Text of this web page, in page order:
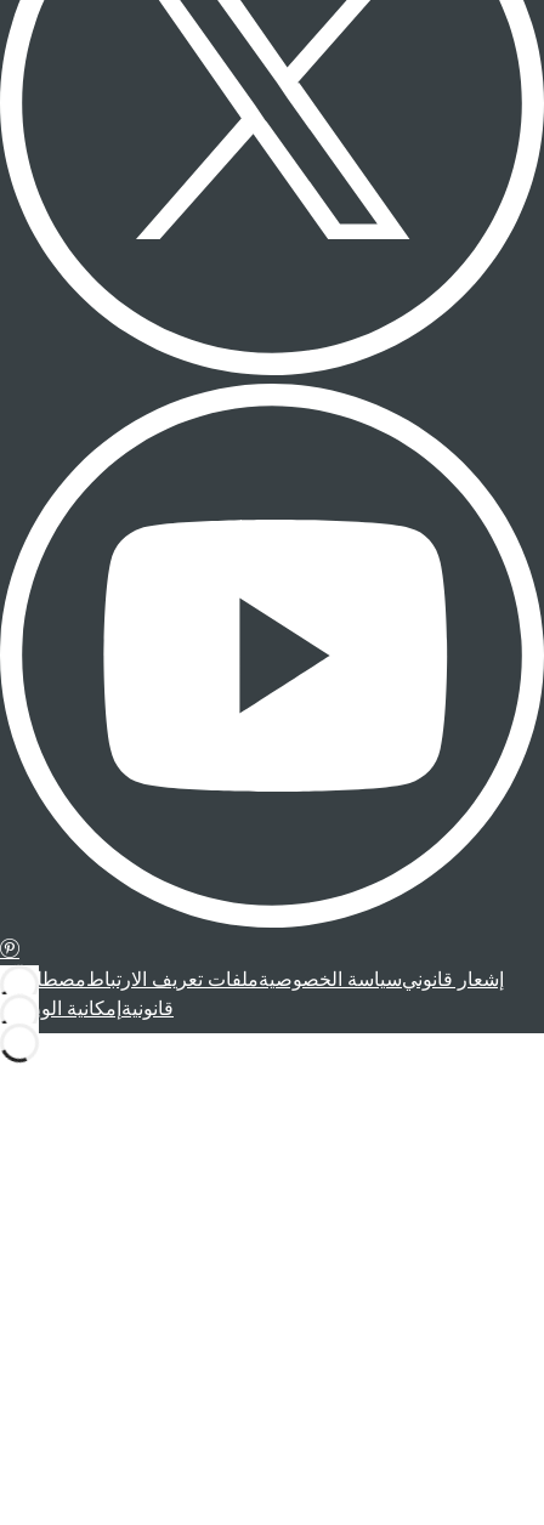
إشعار قانونيسياسة الخصوصيةملفات تعريف الارتباطمصطلحات
قانونية إمكانية الوصول